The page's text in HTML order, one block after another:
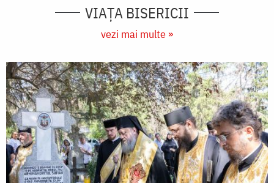
VIAŢA BISERICII
vezi mai multe »